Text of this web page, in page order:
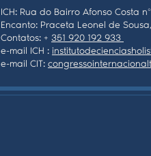
ICH: Rua do Bairro Afonso Costa
Encanto: Praceta Leonel de
Contatos: + 351 920 192 933
e-mail ICH :
e-mail CIT: